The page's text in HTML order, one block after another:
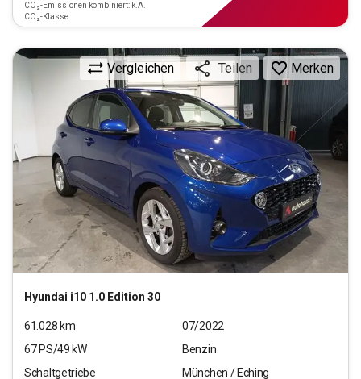
CO₂-Emissionen kombiniert: k.A.
CO₂-Klasse:
Hyundai i10 1.0 Edition 30
Vergleichen Teilen Merken
61.028 km
07/2022
67PS/49 kW
Benzin
Schaltgetriebe
München / Eching